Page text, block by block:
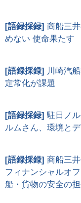
[語録採録] 商船三
めない 使命果たす
[語録採録] 川崎汽
定常化が課題
[語録採録]駐日ノ
ルムさん、環境と
[語録採録] 商船三
フィナンシャルオ
船・貨物の安全の